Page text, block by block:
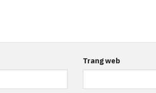
Trang web